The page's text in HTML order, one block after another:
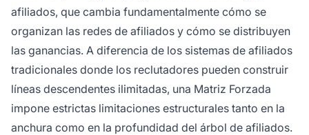
afiliados, que cambia fundamentalmente cómo se
organizan las redes de afiliados y cómo se distribuyen
las ganancias. A diferencia de los sistemas de afiliados
tradicionales donde los reclutadores pueden construir
líneas descendentes ilimitadas, una Matriz Forzada
impone estrictas limitaciones estructurales tanto en la
anchura como en la profundidad del árbol de afiliados.